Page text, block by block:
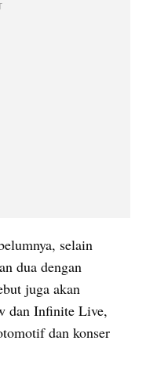
selain
dua dengan
juga akan
dan Infinite Live,
dan konser